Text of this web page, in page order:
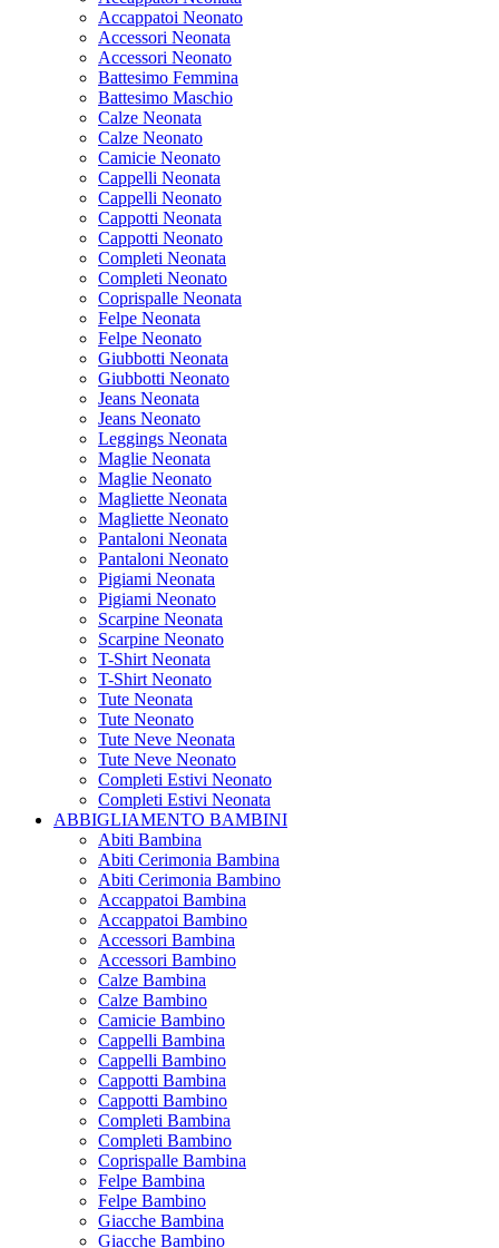
Accappatoi Neonato
Accessori Neonata
Accessori Neonato
Battesimo Femmina
Battesimo Maschio
Calze Neonata
Calze Neonato
Camicie Neonato
Cappelli Neonata
Cappelli Neonato
Cappotti Neonata
Cappotti Neonato
Completi Neonata
Completi Neonato
Coprispalle Neonata
Felpe Neonata
Felpe Neonato
Giubbotti Neonata
Giubbotti Neonato
Jeans Neonata
Jeans Neonato
Leggings Neonata
Maglie Neonata
Maglie Neonato
Magliette Neonata
Magliette Neonato
Pantaloni Neonata
Pantaloni Neonato
Pigiami Neonata
Pigiami Neonato
Scarpine Neonata
Scarpine Neonato
T-Shirt Neonata
T-Shirt Neonato
Tute Neonata
Tute Neonato
Tute Neve Neonata
Tute Neve Neonato
Completi Estivi Neonato
Completi Estivi Neonata
ABBIGLIAMENTO BAMBINI
Abiti Bambina
Abiti Cerimonia Bambina
Abiti Cerimonia Bambino
Accappatoi Bambina
Accappatoi Bambino
Accessori Bambina
Accessori Bambino
Calze Bambina
Calze Bambino
Camicie Bambino
Cappelli Bambina
Cappelli Bambino
Cappotti Bambina
Cappotti Bambino
Completi Bambina
Completi Bambino
Coprispalle Bambina
Felpe Bambina
Felpe Bambino
Giacche Bambina
Giacche Bambino